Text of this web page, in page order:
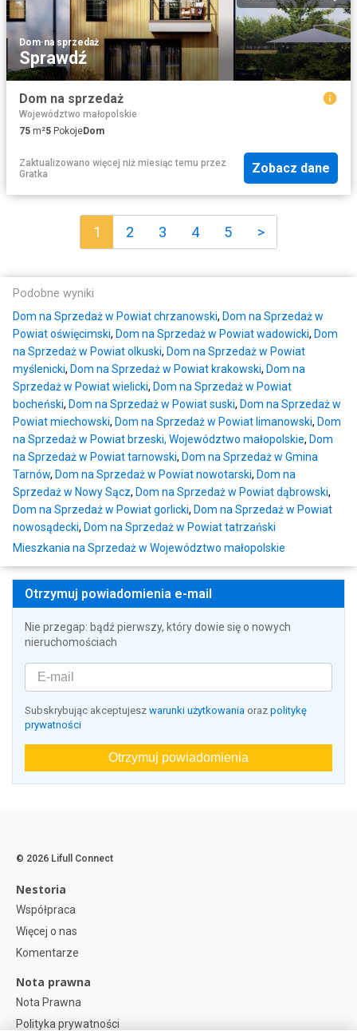
Dom·na sprzedaż
Sprawdź
Dom na sprzedaż
Województwo małopolskie
75 m²5 PokojeDom
Zaktualizowano więcej niż miesiąc temu przez
Gratka
Zobacz dane
1 2 3 4 5 >
Podobne wyniki
Dom na Sprzedaż w Powiat chrzanowski, Dom na Sprzedaż w
Powiat oświęcimski, Dom na Sprzedaż w Powiat wadowicki, Dom
na Sprzedaż w Powiat olkuski, Dom na Sprzedaż w Powiat
myślenicki, Dom na Sprzedaż w Powiat krakowski, Dom na
Sprzedaż w Powiat wielicki, Dom na Sprzedaż w Powiat
bocheński, Dom na Sprzedaż w Powiat suski, Dom na Sprzedaż w
Powiat miechowski, Dom na Sprzedaż w Powiat limanowski, Dom
na Sprzedaż w Powiat brzeski, Województwo małopolskie, Dom
na Sprzedaż w Powiat tarnowski, Dom na Sprzedaż w Gmina
Tarnów, Dom na Sprzedaż w Powiat nowotarski, Dom na
Sprzedaż w Nowy Sącz, Dom na Sprzedaż w Powiat dąbrowski,
Dom na Sprzedaż w Powiat gorlicki, Dom na Sprzedaż w Powiat
nowosądecki, Dom na Sprzedaż w Powiat tatrzański
Mieszkania na Sprzedaż w Województwo małopolskie
Otrzymuj powiadomienia e-mail
Nie przegap: bądź pierwszy, który dowie się o nowych
nieruchomościach
Subskrybując akceptujesz warunki użytkowania oraz politykę
prywatności
Otrzymuj powiadomienia
© 2026 Lifull Connect
Nestoria
Współpraca
Więcej o nas
Komentarze
Nota prawna
Nota Prawna
Polityka prywatności